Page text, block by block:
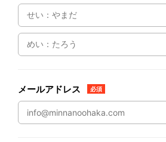
メールアドレス 必須